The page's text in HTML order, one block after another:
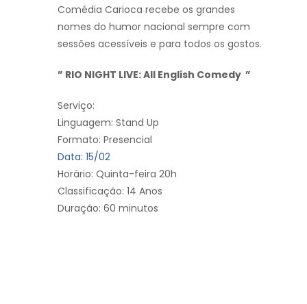
Comédia Carioca recebe os grandes
nomes do humor nacional sempre com
sessões acessíveis e para todos os gostos.
” RIO NIGHT LIVE: All English Comedy ”
Serviço:
Linguagem: Stand Up
Formato: Presencial
Data: 15/02
Horário: Quinta-feira 20h
Classificação: 14 Anos
Duração: 60 minutos